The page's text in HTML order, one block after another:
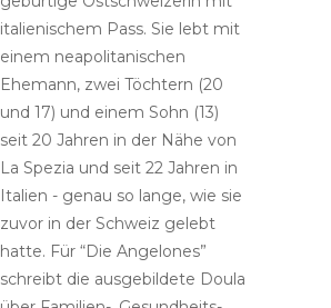
italienischem Pass. Sie lebt mit
einem neapolitanischen
Ehemann, zwei Töchtern (20
und 17) und einem Sohn (13)
seit 20 Jahren in der Nähe von
La Spezia und seit 22 Jahren in
Italien - genau so lange, wie sie
zuvor in der Schweiz gelebt
hatte. Für “Die Angelones”
schreibt die ausgebildete Doula